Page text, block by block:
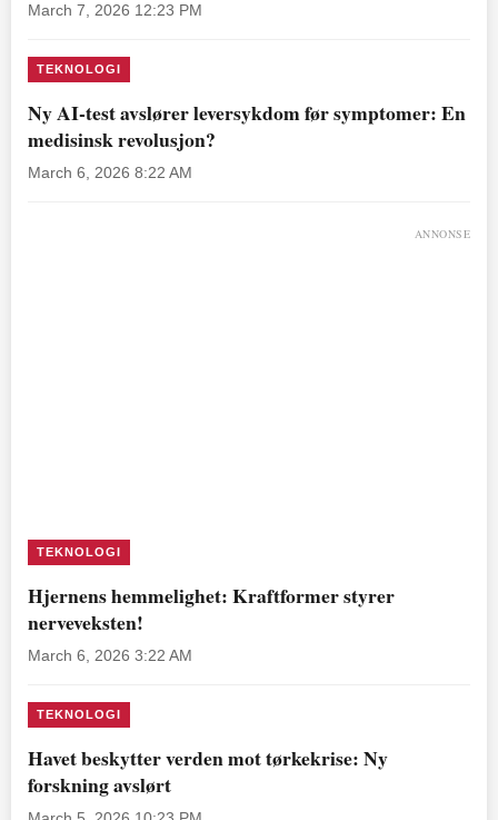
March 7, 2026 12:23 PM
TEKNOLOGI
Ny AI-test avslører leversykdom før symptomer: En
medisinsk revolusjon?
March 6, 2026 8:22 AM
ANNONSE
TEKNOLOGI
Hjernens hemmelighet: Kraftformer styrer
nerveveksten!
March 6, 2026 3:22 AM
TEKNOLOGI
Havet beskytter verden mot tørkekrise: Ny
forskning avslørt